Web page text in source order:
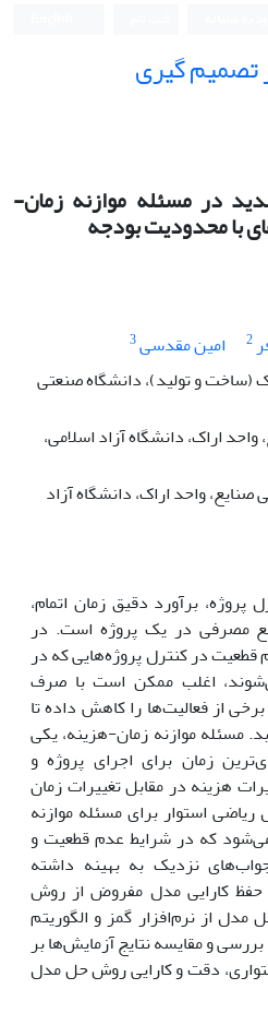
گیری
در مسئله موازنه زمان-
با محدودیت بودجه
2 امین مقدسی3
(ساخت و تولید)، دانشگاه صنعتی
اراک، دانشگاه آزاد اسلامی،
واحد اراک، دانشگاه آزاد
برآورد دقیق زمان اتمام،
مصرفی در یک پروژه است. در
در کنترل پروژه‌هایی که در
اغلب ممکن است با صرف
از فعالیت‌ها را کاهش داده تا
مسئله موازنه زمان-هزینه، یکی
زمان برای اجرای پروژه و
هزینه در مقابل تغییرات زمان
استوار برای مسئله موازنه
که در شرایط عدم قطعیت و
نزدیک به بهینه داشته
حفظ کارایی مدل مفروض از روش
مدل از نرم‌افزار گمز و الگوریتم
و مقایسه نتایج آزمایش‌ها بر
دقت و کارایی روش حل مدل